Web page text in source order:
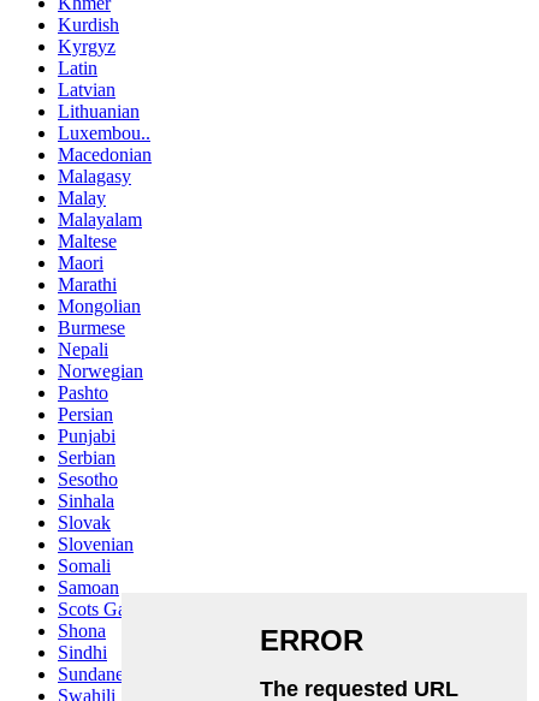
Kurdish
Kyrgyz
Latin
Latvian
Lithuanian
Luxembou..
Macedonian
Malagasy
Malay
Malayalam
Maltese
Maori
Marathi
Mongolian
Burmese
Nepali
Norwegian
Pashto
Persian
Punjabi
Serbian
Sesotho
Sinhala
Slovak
Slovenian
Somali
Samoan
Scots Gaelic
Shona
Sindhi
Sundanese
Swahili